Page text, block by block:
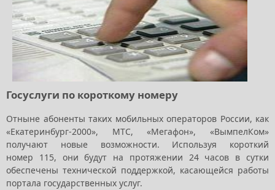
Госуслуги по короткому номеру
Отныне абоненты таких мобильных операторов России, как
«Екатеринбург-2000», МТС, «Мегафон», «ВымпелКом»
получают новые возможности. Используя короткий
номер 115, они будут на протяжении 24 часов в сутки
обеспечены технической поддержкой, касающейся работы
портала государственных услуг.